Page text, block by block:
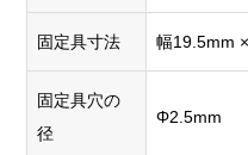
固定具寸法 幅19.5mm
固定具穴の
径
Φ2.5mm